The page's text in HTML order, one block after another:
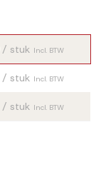
/ stuk Incl. BTW
/ stuk Incl. BTW
/ stuk Incl. BTW